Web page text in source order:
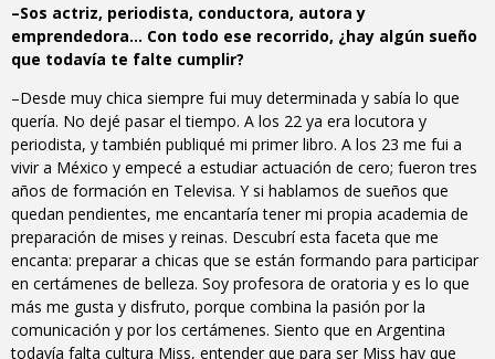
–Sos actriz, periodista, conductora, autora y
emprendedora… Con todo ese recorrido, ¿hay algún sueño
que todavía te falte cumplir?
–Desde muy chica siempre fui muy determinada y sabía lo que
quería. No dejé pasar el tiempo. A los 22 ya era locutora y
periodista, y también publiqué mi primer libro. A los 23 me fui a
vivir a México y empecé a estudiar actuación de cero; fueron tres
años de formación en Televisa. Y si hablamos de sueños que
quedan pendientes, me encantaría tener mi propia academia de
preparación de mises y reinas. Descubrí esta faceta que me
encanta: preparar a chicas que se están formando para participar
en certámenes de belleza. Soy profesora de oratoria y es lo que
más me gusta y disfruto, porque combina la pasión por la
comunicación y por los certámenes. Siento que en Argentina
todavía falta cultura Miss, entender que para ser Miss hay que